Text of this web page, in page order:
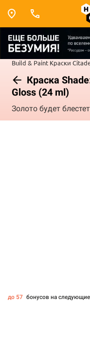
Build & Paint Краски
Краска
Gloss (24 ml)
Золото будет
до 57 бонусов на